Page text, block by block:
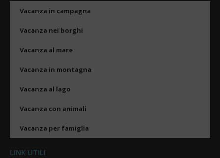
Vacanza in campagna
Vacanza nei borghi
Vacanza al mare
Vacanza in montagna
Vacanza al lago
Vacanza con animali
Vacanza per famiglia
LINK UTILI